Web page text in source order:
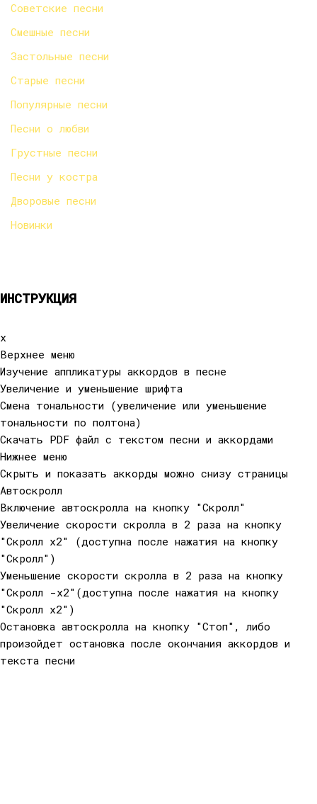
Советские песни
Смешные песни
Застольные песни
Старые песни
Популярные песни
Песни о любви
Грустные песни
Песни у костра
Дворовые песни
Новинки
ИНСТРУКЦИЯ
x
Верхнее меню
Изучение аппликатуры аккордов в песне
Увеличение и уменьшение шрифта
Смена тональности (увеличение или уменьшение
тональности по полтона)
Cкачать PDF файл с текстом песни и аккордами
Нижнее меню
Скрыть и показать аккорды можно снизу страницы
Автоскролл
Включение автоскролла на кнопку "Скролл"
Увеличение скорости скролла в 2 раза на кнопку
"Скролл x2" (доступна после нажатия на кнопку
"Скролл")
Уменьшение скорости скролла в 2 раза на кнопку
"Скролл -x2"(доступна после нажатия на кнопку
"Скролл x2")
Остановка автоскролла на кнопку "Стоп", либо
произойдет остановка после окончания аккордов и
текста песни